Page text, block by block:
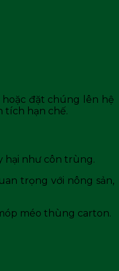
đặt chúng lên hệ
tích hạn chế.
hại như côn trùng.
trọng với nông sản,
méo thùng carton.